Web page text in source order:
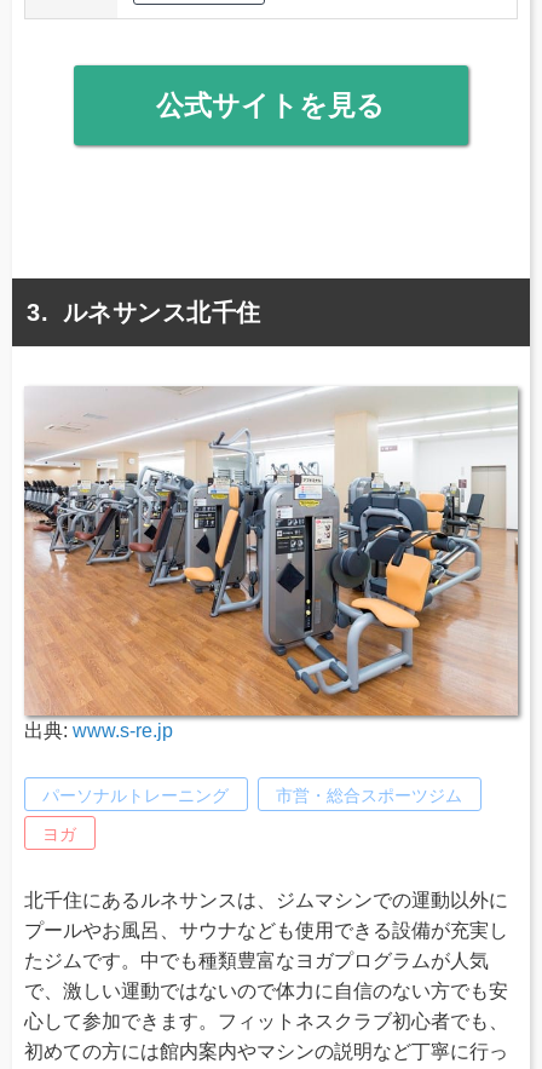
公式サイトを見る
ルネサンス北千住
出典: www.s-re.jp
パーソナルトレーニング 市営・総合スポーツジム
ヨガ
北千住にあるルネサンスは、ジムマシンでの運動以外に
プールやお風呂、サウナなども使用できる設備が充実し
たジムです。中でも種類豊富なヨガプログラムが人気
で、激しい運動ではないので体力に自信のない方でも安
心して参加できます。フィットネスクラブ初心者でも、
初めての方には館内案内やマシンの説明など丁寧に行っ